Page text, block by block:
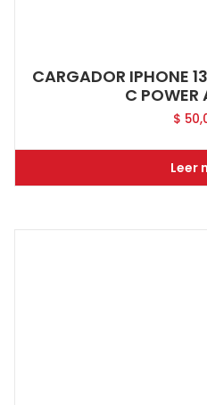
CARGADOR IPHONE
C POWER
$
Leer